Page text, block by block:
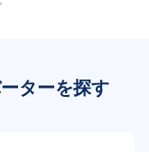
ターを探す